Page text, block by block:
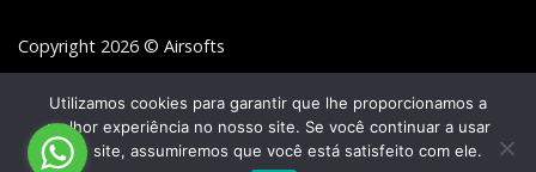
Copyright 2026 © Airsofts
Utilizamos cookies para garantir que lhe proporcionamos a
melhor experiência no nosso site. Se você continuar a usar
este site, assumiremos que você está satisfeito com ele.